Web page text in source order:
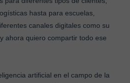
hasta para escuelas,
canales digitales como su
ahora quiero compartir todo ese
artificial en el campo de la